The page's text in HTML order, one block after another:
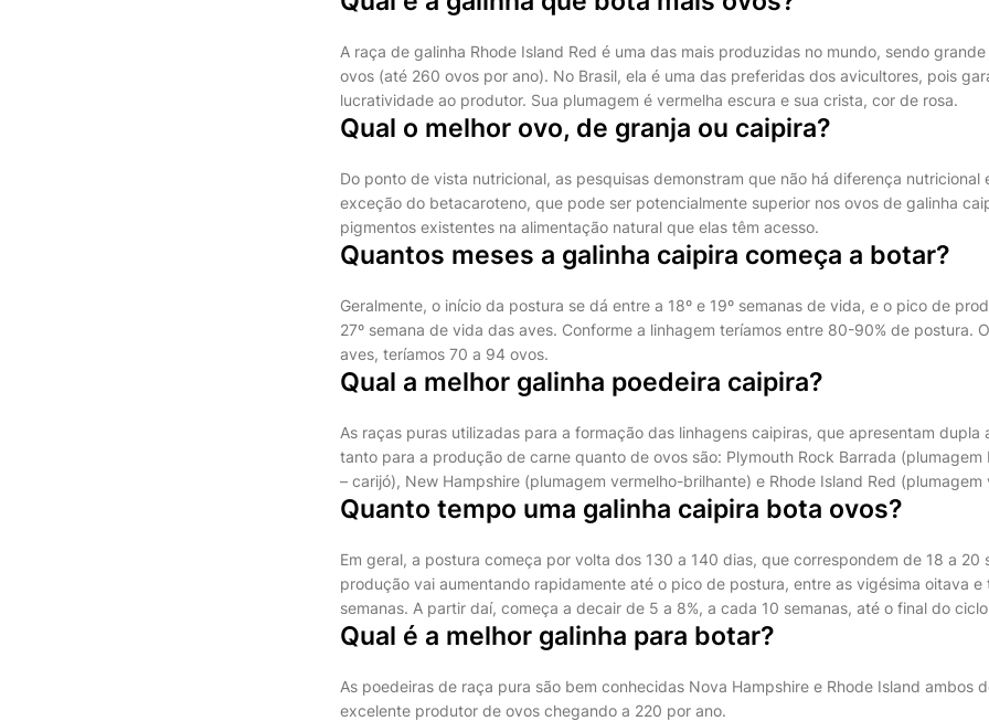
A raça de galinha Rhode Island Red é uma das mais produzidas no mundo, sendo
ovos (até 260 ovos por ano). No Brasil, ela é uma das preferidas dos avicultores, pois
lucratividade ao produtor. Sua plumagem é vermelha escura e sua crista, cor de rosa.
Qual o melhor ovo, de granja ou caipira?
Do ponto de vista nutricional, as pesquisas demonstram que não há diferença nutricional
exceção do betacaroteno, que pode ser potencialmente superior nos ovos de galinha
pigmentos existentes na alimentação natural que elas têm acesso.
Quantos meses a galinha caipira começa a botar?
Geralmente, o início da postura se dá entre a 18º e 19º semanas de vida, e o pico de
27º semana de vida das aves. Conforme a linhagem teríamos entre 80-90% de postura.
aves, teríamos 70 a 94 ovos.
Qual a melhor galinha poedeira caipira?
As raças puras utilizadas para a formação das linhagens caipiras, que apresentam dupla
tanto para a produção de carne quanto de ovos são: Plymouth Rock Barrada
– carijó), New Hampshire (plumagem vermelho-brilhante) e Rhode Island Red (plumagem
Quanto tempo uma galinha caipira bota ovos?
Em geral, a postura começa por volta dos 130 a 140 dias, que correspondem de 18 a 20
produção vai aumentando rapidamente até o pico de postura, entre as vigésima oitava e
semanas. A partir daí, começa a decair de 5 a 8%, a cada 10 semanas, até o final do
Qual é a melhor galinha para botar?
As poedeiras de raça pura são bem conhecidas Nova Hampshire e Rhode Island ambos
excelente produtor de ovos chegando a 220 por ano.